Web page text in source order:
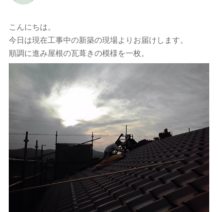
こんにちは。
今日は現在工事中の新築の現場よりお届けします。
順調に進み屋根の瓦葺きの模様を一枚。